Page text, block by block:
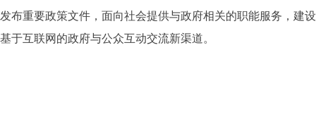
发布重要政策文件，面向社会提供与政府相关的职能服务，建设
基于互联网的政府与公众互动交流新渠道。